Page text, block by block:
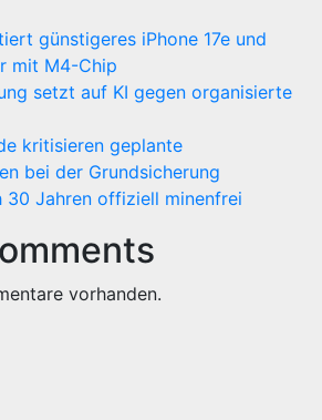
günstigeres iPhone 17e und
mit M4-Chip
setzt auf KI gegen organisierte
kritisieren geplante
bei der Grundsicherung
30 Jahren offiziell minenfrei
vorhanden.